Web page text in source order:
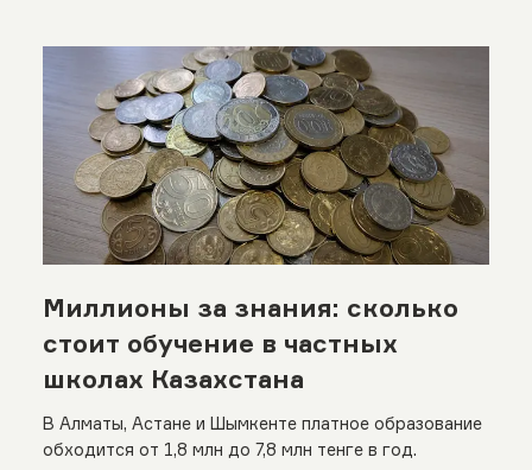
Миллионы за знания: сколько
стоит обучение в частных
школах Казахстана
В Алматы, Астане и Шымкенте платное образование
обходится от 1,8 млн до 7,8 млн тенге в год.